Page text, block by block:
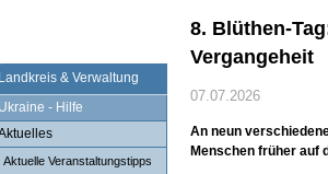
Landkreis & Verwaltung
Ukraine - Hilfe
Aktuelle Veranstaltungstipps
8. Blüthen-
Vergangeheit
07.07.2026
An neun
Menschen früher auf